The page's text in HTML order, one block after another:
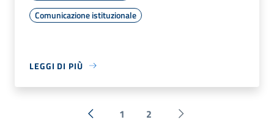
Comunicazione istituzionale
LEGGI DI PIÙ
« Precedente
1 2 Successiva »